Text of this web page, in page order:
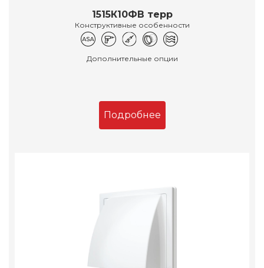
1515К10ФВ терр
Конструктивные особенности
Дополнительные опции
Подробнее